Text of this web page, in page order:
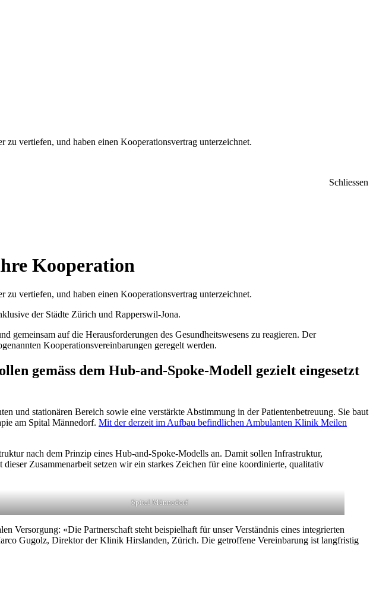
vertiefen, und haben einen Kooperationsvertrag unterzeichnet.
Schliessen
Kooperation
vertiefen, und haben einen Kooperationsvertrag unterzeichnet.
der Städte Zürich und Rapperswil-Jona.
gemeinsam auf die Herausforderungen des Gesundheitswesens zu reagieren. Der
Kooperationsvereinbarungen geregelt werden.
gemäss dem Hub-and-Spoke-Modell gezielt eingesetzt
und stationären Bereich sowie eine verstärkte Abstimmung in der Patientenbetreuung. Sie baut
am Spital Männedorf. Mit der derzeit im Aufbau befindlichen Ambulanten Klinik Meilen
nach dem Prinzip eines Hub-and-Spoke-Modells an. Damit sollen Infrastruktur,
Zusammenarbeit setzen wir ein starkes Zeichen für eine koordinierte, qualitativ
Spital Männedorf
Versorgung: «Die Partnerschaft steht beispielhaft für unser Verständnis eines integrierten
Gugolz, Direktor der Klinik Hirslanden, Zürich. Die getroffene Vereinbarung ist langfristig